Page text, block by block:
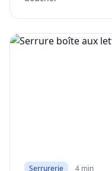
Serrurerie 4 min